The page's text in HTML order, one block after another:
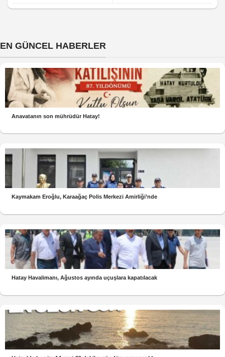
EN GÜNCEL HABERLER
Anavatanın son mührüdür Hatay!
Kaymakam Eroğlu, Karaağaç Polis Merkezi Amirliği’nde
Hatay Havalimanı, Ağustos ayında uçuşlara kapatılacak